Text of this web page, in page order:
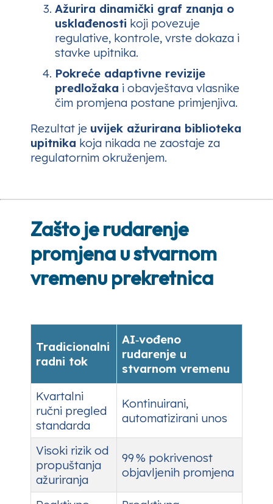
Ažurira dinamički graf znanja o
usklađenosti koji povezuje
regulative, kontrole, vrste dokaza i
stavke upitnika.
Pokreće adaptivne revizije
predložaka i obavještava vlasnike
čim promjena postane primjenjiva.
Rezultat je uvijek ažurirana biblioteka
upitnika koja nikada ne zaostaje za
regulatornim okruženjem.
Zašto je rudarenje
promjena u stvarnom
vremenu prekretnica
Tradicionalni
radni tok
AI‑vođeno
rudarenje u
stvarnom vremenu
Kvartalni
ručni pregled
standarda
Kontinuirani,
automatizirani unos
Visoki rizik od
propuštanja
ažuriranja
99 % pokrivenost
objavljenih promjena